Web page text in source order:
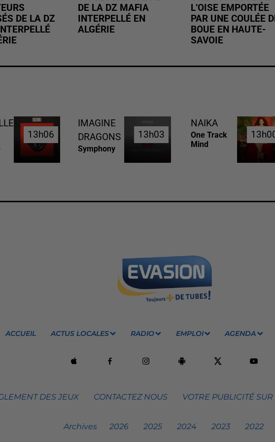
DE LA DZ
DE LA DZ MAFIA
INTERPELLÉ EN
ALGÉRIE
L’OISE EMPORTÉE
PAR UNE COULÉE
BOUE EN HAUTE-
SAVOIE
13h06
13h06
IMAGINE
DRAGONS
Symphony
13h03
13h03
NAIKA
One Track
Mind
ACCUEIL ACTUS LOCALES RADIO EMPLOI AGENDA
DES JEUX CONTACTEZ NOUS VOTRE PUBLICITÉ
Archives 2026 2025 2024 2023 2022